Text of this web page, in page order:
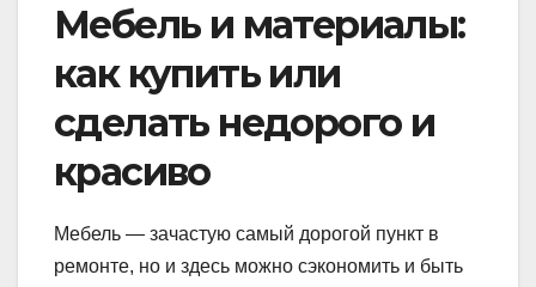
Мебель и материалы:
как купить или
сделать недорого и
красиво
Мебель — зачастую самый дорогой пункт в
ремонте, но и здесь можно сэкономить и быть